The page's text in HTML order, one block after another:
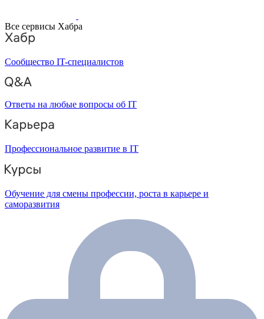
Все сервисы Хабра
Сообщество IT-специалистов
Ответы на любые вопросы об IT
Профессиональное развитие в IT
Обучение для смены профессии, роста в карьере и
саморазвития